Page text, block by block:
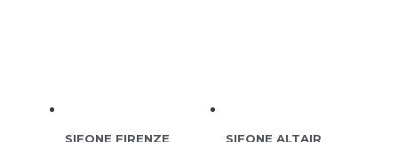
SIFONE FIRENZE SIFONE ALTAIR